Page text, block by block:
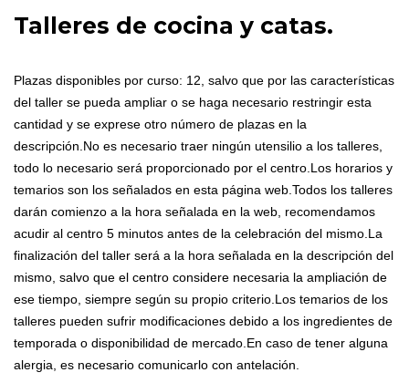
Talleres de cocina y catas.
Plazas disponibles por curso: 12, salvo que por las características
del taller se pueda ampliar o se haga necesario restringir esta
cantidad y se exprese otro número de plazas en la
descripción.No es necesario traer ningún utensilio a los talleres,
todo lo necesario será proporcionado por el centro.Los horarios y
temarios son los señalados en esta página web.Todos los talleres
darán comienzo a la hora señalada en la web, recomendamos
acudir al centro 5 minutos antes de la celebración del mismo.La
finalización del taller será a la hora señalada en la descripción del
mismo, salvo que el centro considere necesaria la ampliación de
ese tiempo, siempre según su propio criterio.Los temarios de los
talleres pueden sufrir modificaciones debido a los ingredientes de
temporada o disponibilidad de mercado.En caso de tener alguna
alergia, es necesario comunicarlo con antelación.